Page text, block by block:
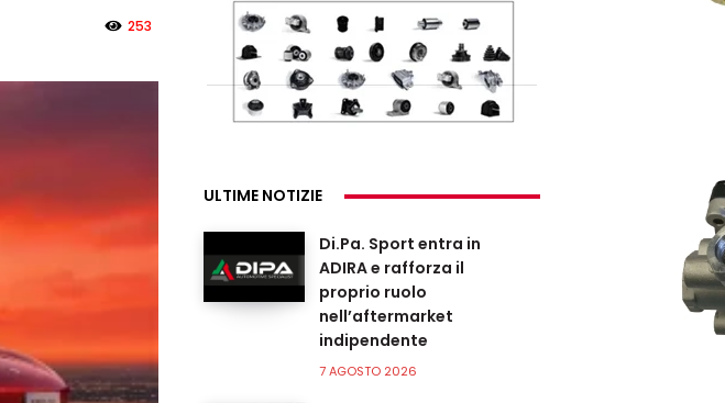
253
ULTIME NOTIZIE
Di.Pa. Sport entra in
ADIRA e rafforza il
proprio ruolo
nell’aftermarket
indipendente
7 AGOSTO 2026